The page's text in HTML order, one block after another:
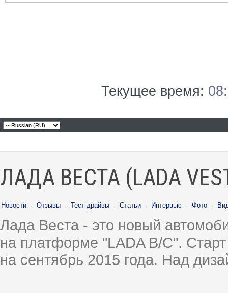
Текущее время:
ЛАДА ВЕСТА (LADA
Новости · Отзывы · Тест-драйвы · Статьи · Интервью · Фото ·
Лада Веста - это новый
на платформе "LADA B/C".
на сентябрь 2015 года. Над